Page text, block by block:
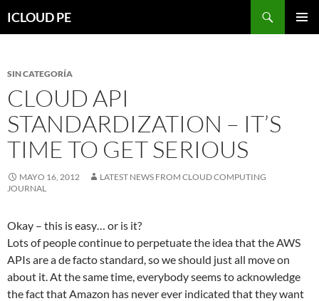
hacia
ICLOUD PE
SIN CATEGORÍA
CLOUD API
STANDARDIZATION – IT’S
TIME TO GET SERIOUS
MAYO 16, 2012
LATEST NEWS FROM CLOUD COMPUTING
JOURNAL
Okay – this is easy… or is it?
Lots of people continue to perpetuate the idea that the AWS
APIs are a de facto standard, so we should just all move on
about it. At the same time, everybody seems to acknowledge
the fact that Amazon has never ever indicated that they want